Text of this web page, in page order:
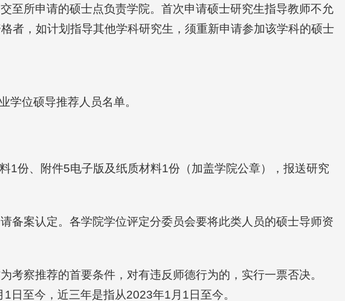
至所申请的硕士点负责学院。首次申请硕士研究生指导教师不允
者，如计划指导其他学科研究生，须重新申请参加该学科的硕士
学位硕导推荐人员名单。
1份、附件5电子版及纸质材料1份（加盖学院公章），报送研究
备案认定。各学院学位评定分委员会要将此类人员的硕士导师资
考察推荐的首要条件，对有违反师德行为的，实行一票否决。
日至今，近三年是指从2023年1月1日至今。